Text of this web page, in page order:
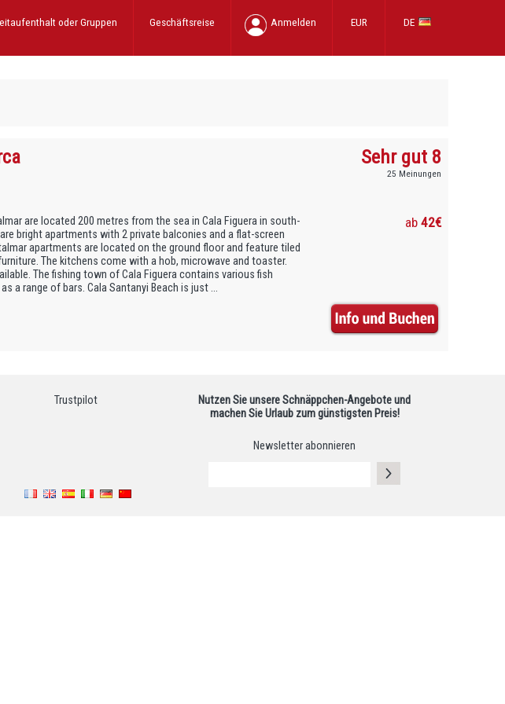
DE
EUR
Anmelden
Geschäftsreise
oder Gruppen
Sehr gut 8
25 Meinungen
are located 200 metres from the sea in Cala Figuera in south-
bright apartments with 2 private balconies and a flat-screen
apartments are located on the ground floor and feature tiled
The kitchens come with a hob, microwave and toaster.
The fishing town of Cala Figuera contains various fish
a range of bars. Cala Santanyi Beach is just ...
ab42€
Trustpilot
Nutzen Sie unsere Schnäppchen-Angebote und
machen Sie Urlaub zum günstigsten Preis!
Newsletter abonnieren